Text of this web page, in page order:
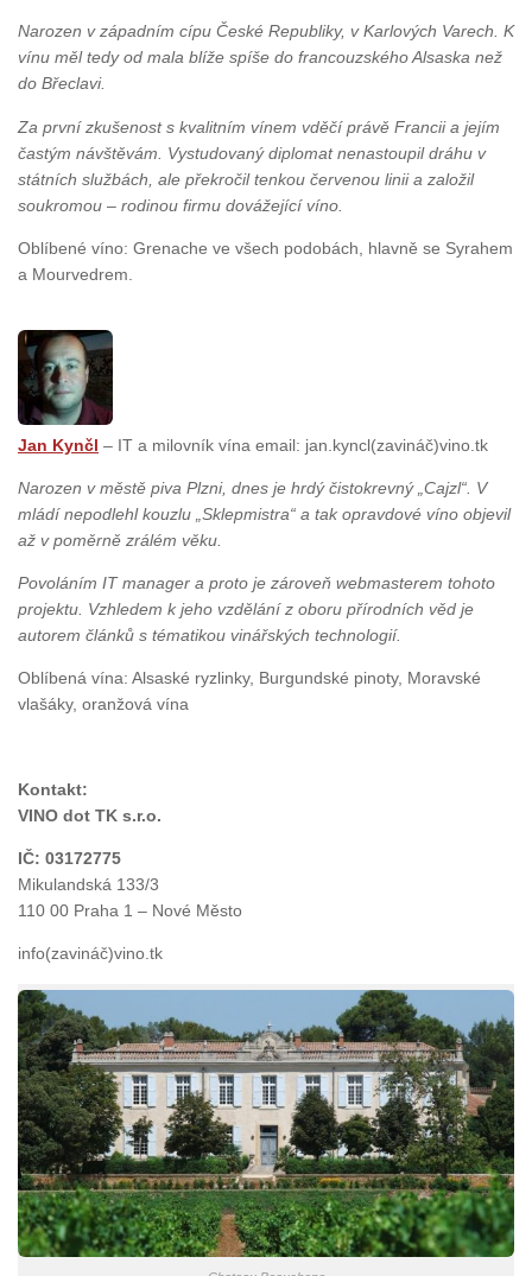
Narozen v západním cípu České Republiky, v Karlových Varech. K
vínu měl tedy od mala blíže spíše do francouzského Alsaska než
do Břeclavi.
Za první zkušenost s kvalitním vínem vděčí právě Francii a jejím
častým návštěvám. Vystudovaný diplomat nenastoupil dráhu v
státních službách, ale překročil tenkou červenou linii a založil
soukromou – rodinou firmu dovážející víno.
Oblíbené víno: Grenache ve všech podobách, hlavně se Syrahem
a Mourvedrem.
Jan Kynčl – IT a milovník vína email: jan.kyncl(zavináč)vino.tk
Narozen v městě piva Plzni, dnes je hrdý čistokrevný „Cajzl“. V
mládí nepodlehl kouzlu „Sklepmistra“ a tak opravdové víno objevil
až v poměrně zrálém věku.
Povoláním IT manager a proto je zároveň webmasterem tohoto
projektu. Vzhledem k jeho vzdělání z oboru přírodních věd je
autorem článků s tématikou vinářských technologií.
Oblíbená vína: Alsaské ryzlinky, Burgundské pinoty, Moravské
vlašáky, oranžová vína
Kontakt:
VINO dot TK s.r.o.
IČ: 03172775
Mikulandská 133/3
110 00 Praha 1 – Nové Město
info(zavináč)vino.tk